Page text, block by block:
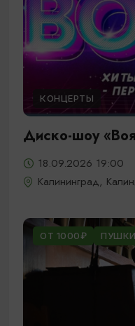
КОНЦЕРТЫ
Диско-шоу
18.09.2026 19:00
Калининград,
ОТ 1000₽